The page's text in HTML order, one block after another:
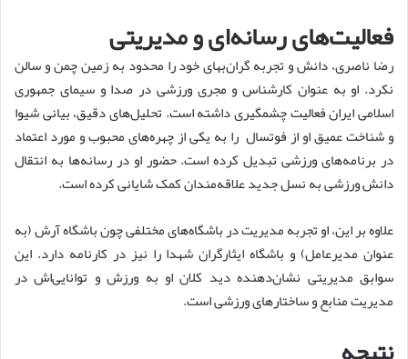
فعالیت‌های رسانه‌ای و مدیریتی
رضا ناصری، دانش و تجربه گران‌بهای خود را محدود به زمین چمن و سالن
نکرد. او به عنوان کارشناس و مجری ورزشی در صدا و سیمای جمهوری
اسلامی ایران فعالیت چشمگیری داشته است. تحلیل‌های دقیق، بیانی شیوا
و شناخت عمیق او از فوتسال را به یکی از چهره‌های محبوب و مورد اعتماد
در برنامه‌های ورزشی تبدیل کرده است. حضور او در رسانه‌ها به انتقال
دانش ورزشی به نسل جدید علاقه‌مندان کمک شایانی کرده است.
علاوه بر این، او تجربه مدیریت در باشگاه‌های مختلفی چون باشگاه آرش (به
عنوان مدیرعامل) و باشگاه ایثارگران شهدا را نیز در کارنامه دارد. این
سوابق مدیریتی نشان‌دهنده دید کلان او به ورزش و توانایی‌اش در
مدیریت منابع و ساختارهای ورزشی است.